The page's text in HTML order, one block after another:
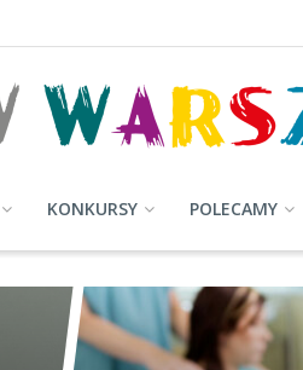
KONKURSY POLECAMY